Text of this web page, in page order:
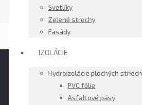
Svetlíky
Zelené strechy
Fasády
IZOLÁCIE
Hydroizolácie plochých striech
PVC fólie
Asfaltové pásy